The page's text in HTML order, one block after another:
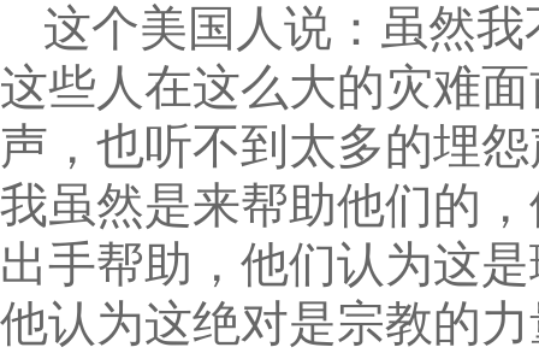
这个美国人说：虽然
这些人在这么大的灾难
声，也听不到太多的埋
我虽然是来帮助他们的
出手帮助，他们认为这
他认为这绝对是宗教的